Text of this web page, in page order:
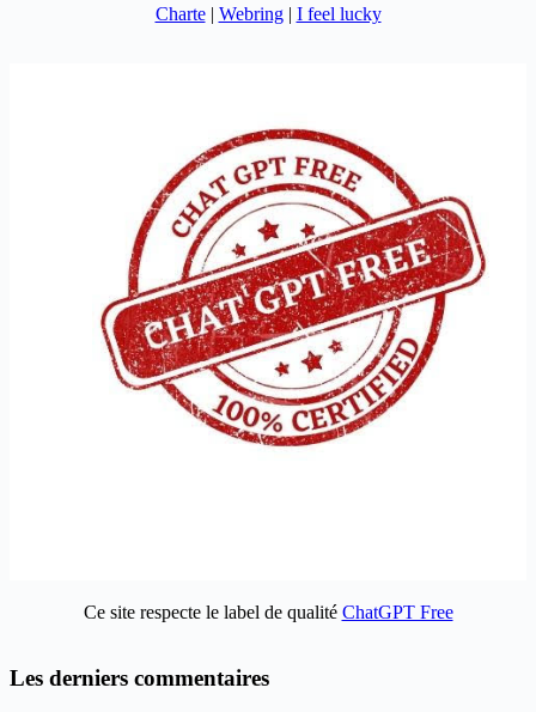
Charte| Webring| I feel lucky
Ce site respecte le label de qualité ChatGPT Free
Les derniers commentaires